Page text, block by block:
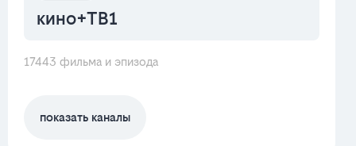
кино+ТВ1
17443 фильма и эпизода
показать каналы